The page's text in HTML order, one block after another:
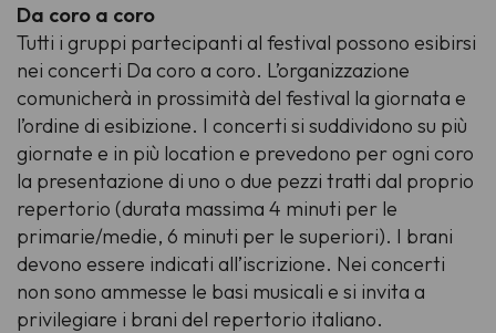
Da coro a coro
Tutti i gruppi partecipanti al festival possono esibirsi
nei concerti Da coro a coro. L’organizzazione
comunicherà in prossimità del festival la giornata e
l’ordine di esibizione. I concerti si suddividono su più
giornate e in più location e prevedono per ogni coro
la presentazione di uno o due pezzi tratti dal proprio
repertorio (durata massima 4 minuti per le
primarie/medie, 6 minuti per le superiori). I brani
devono essere indicati all’iscrizione. Nei concerti
non sono ammesse le basi musicali e si invita a
privilegiare i brani del repertorio italiano.